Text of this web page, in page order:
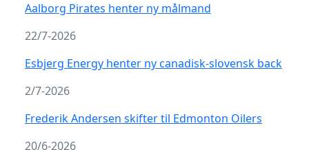
Aalborg Pirates henter ny målmand
22/7-2026
Esbjerg Energy henter ny canadisk-slovensk back
2/7-2026
Frederik Andersen skifter til Edmonton Oilers
20/6-2026